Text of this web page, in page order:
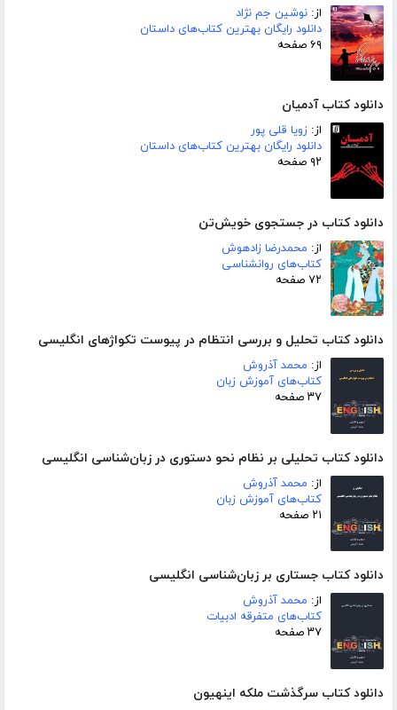
از: نوشین جم نژاد
دانلود رایگان بهترین کتاب‌های داستان
۶۹ صفحه
دانلود کتاب آدمیان
از: زویا قلی پور
دانلود رایگان بهترین کتاب‌های داستان
۹۲ صفحه
دانلود کتاب در جستجوی خویش‌تن
از: محمدرضا زادهوش
کتاب‌های روانشناسی
۷۲ صفحه
دانلود کتاب تحلیل و بررسی انتظام در پیوست تکواژهای انگلیسی
از: محمد آذروش
کتاب‌های آموزش زبان
۳۷ صفحه
دانلود کتاب تحلیلی بر نظام نحو دستوری در زبان‌شناسی انگلیسی
از: محمد آذروش
کتاب‌های آموزش زبان
۲۱ صفحه
دانلود کتاب جستاری بر زبان‌شناسی انگلیسی
از: محمد آذروش
کتاب‌های متفرقه ادبیات
۳۷ صفحه
دانلود کتاب سرگذشت ملکه اینهیون